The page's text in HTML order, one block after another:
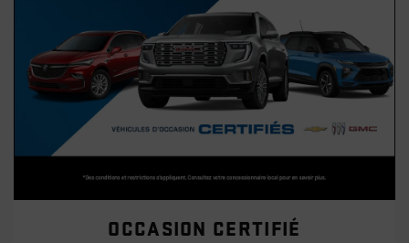
OCCASION CERTIFIÉ